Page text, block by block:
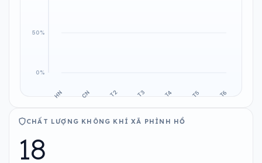
CHẤT LƯỢNG KHÔNG KHÍ XÃ PHÌNH HỒ
18